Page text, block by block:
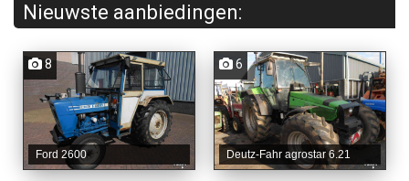
Nieuwste aanbiedingen:
8
Ford 2600
6
Deutz-Fahr agrostar 6.21